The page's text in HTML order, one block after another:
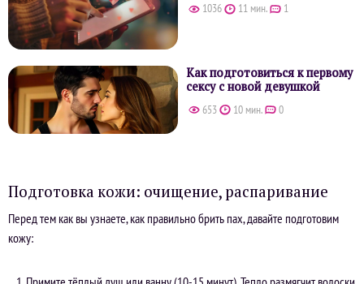
1036 11 мин. 1
Как подготовиться к первому
сексу с новой девушкой
653 10 мин. 0
Подготовка кожи: очищение, распаривание
Перед тем как вы узнаете, как правильно брить пах, давайте подготовим
кожу: